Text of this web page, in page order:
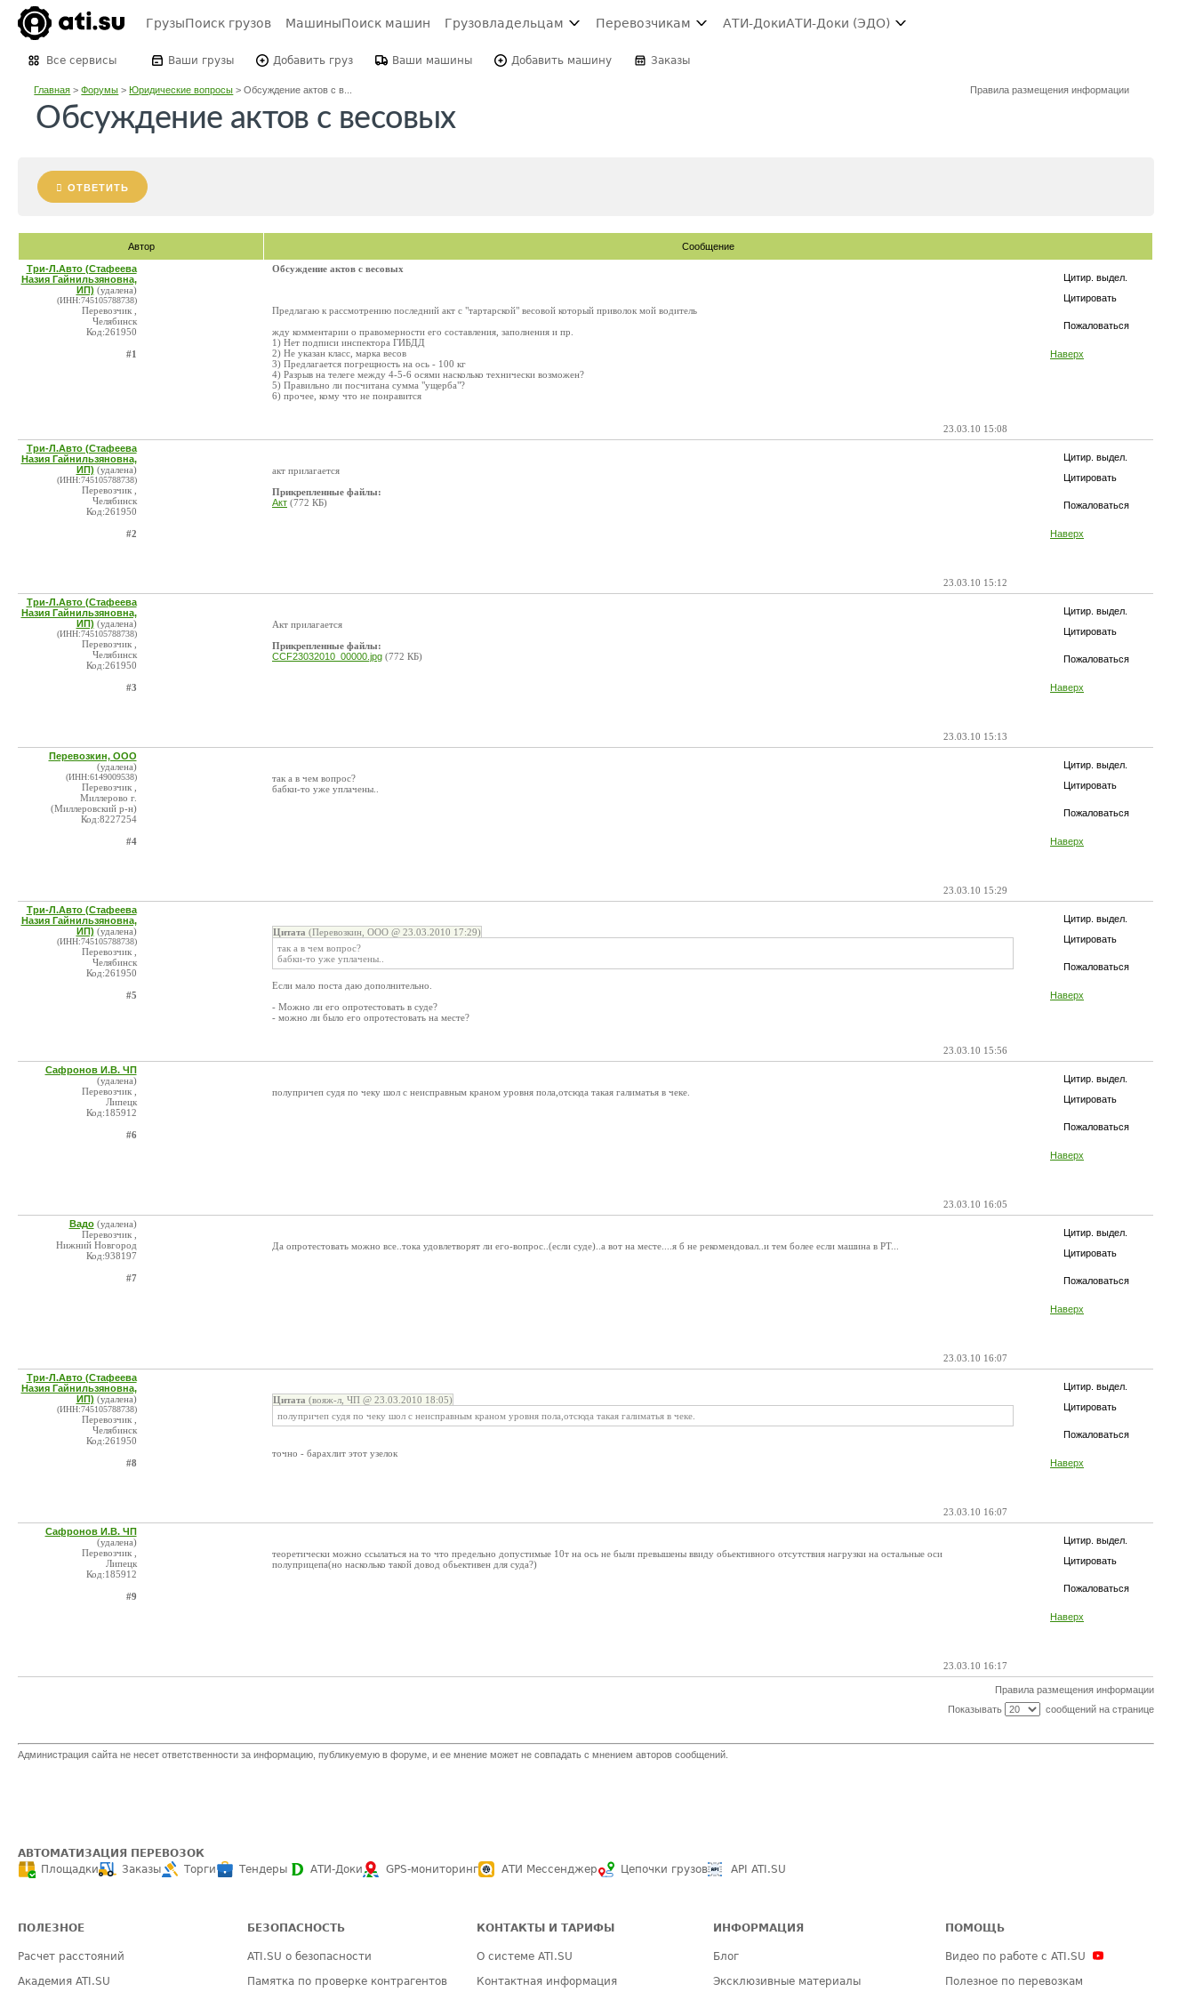
ГрузыПоиск грузов МашиныПоиск машин Грузовладельцам Перевозчикам АТИ-ДокиАТИ-Доки (ЭДО)
Все сервисы Ваши грузы Добавить груз Ваши машины Добавить машину Заказы
Главная >Форумы >Юридические вопросы >Обсуждение актов с в... Правила размещения информации
Обсуждение актов с весовых
ОТВЕТИТЬ
Автор Сообщение
Цитир. выдел.
Цитировать
Пожаловаться
Наверх
Три-Л.Авто (Стафеева
Назия Гайнильзяновна,
ИП) (удалена)
(ИНН:745105788738)
Перевозчик ,
Челябинск
Код:261950
#1
Обсуждение актов с весовых
Предлагаю к рассмотрению последний акт с "тартарской" весовой который приволок мой водитель
жду комментарии о правомерности его составления, заполнения и пр.
1) Нет подписи инспектора ГИБДД
2) Не указан класс, марка весов
3) Предлагается погрещность на ось - 100 кг
4) Разрыв на телеге между 4-5-6 осями насколько технически возможен?
5) Правильно ли посчитана сумма "ущерба"?
6) прочее, кому что не понравится
23.03.10 15:08
Цитир. выдел.
Цитировать
Пожаловаться
Наверх
Три-Л.Авто (Стафеева
Назия Гайнильзяновна,
ИП) (удалена)
(ИНН:745105788738)
Перевозчик ,
Челябинск
Код:261950
#2
акт прилагается
Прикрепленные файлы:
Акт (772 КБ)
23.03.10 15:12
Цитир. выдел.
Цитировать
Пожаловаться
Наверх
Три-Л.Авто (Стафеева
Назия Гайнильзяновна,
ИП) (удалена)
(ИНН:745105788738)
Перевозчик ,
Челябинск
Код:261950
#3
Акт прилагается
Прикрепленные файлы:
CCF23032010_00000.jpg (772 КБ)
23.03.10 15:13
Цитир. выдел.
Цитировать
Пожаловаться
Наверх
Перевозкин, ООО
(удалена)
(ИНН:6149009538)
Перевозчик ,
Миллерово г.
(Миллеровский р-н)
Код:8227254
#4
так а в чем вопрос?
бабки-то уже уплачены..
23.03.10 15:29
Цитир. выдел.
Цитировать
Пожаловаться
Наверх
Три-Л.Авто (Стафеева
Назия Гайнильзяновна,
ИП) (удалена)
(ИНН:745105788738)
Перевозчик ,
Челябинск
Код:261950
#5
Цитата (Перевозкин, ООО @ 23.03.2010 17:29)
так а в чем вопрос?
бабки-то уже уплачены..
Если мало поста даю дополнительно.
- Можно ли его опротестовать в суде?
- можно ли было его опротестовать на месте?
23.03.10 15:56
Цитир. выдел.
Цитировать
Пожаловаться
Наверх
Сафронов И.В. ЧП
(удалена)
Перевозчик ,
Липецк
Код:185912
#6
полупричеп судя по чеку шол с неисправным краном уровня пола,отсюда такая галиматья в чеке.
23.03.10 16:05
Цитир. выдел.
Цитировать
Пожаловаться
Наверх
Вадо (удалена)
Перевозчик ,
Нижний Новгород
Код:938197
#7
Да опротестовать можно все..тока удовлетворят ли его-вопрос..(если суде)..а вот на месте....я б не рекомендовал..и тем более если машина в РТ...
23.03.10 16:07
Цитир. выдел.
Цитировать
Пожаловаться
Наверх
Три-Л.Авто (Стафеева
Назия Гайнильзяновна,
ИП) (удалена)
(ИНН:745105788738)
Перевозчик ,
Челябинск
Код:261950
#8
Цитата (вояж-л, ЧП @ 23.03.2010 18:05)
полупричеп судя по чеку шол с неисправным краном уровня пола,отсюда такая галиматья в чеке.
точно - барахлит этот узелок
23.03.10 16:07
Цитир. выдел.
Цитировать
Пожаловаться
Наверх
Сафронов И.В. ЧП
(удалена)
Перевозчик ,
Липецк
Код:185912
#9
теоретически можно ссылаться на то что предельно допустимые 10т на ось не были превышены ввиду обьективного отсутствия нагрузки на остальные оси
полуприцепа(но насколько такой довод обьективен для суда?)
23.03.10 16:17
Правила размещения информации
Показывать
сообщений на странице
Администрация сайта не несет ответственности за информацию, публикуемую в форуме, и ее мнение может не совпадать с мнением авторов сообщений.
АВТОМАТИЗАЦИЯ ПЕРЕВОЗОК
Площадки
Заказы Торги Тендеры АТИ-Доки GPS-мониторинг АТИ Мессенджер Цепочки грузов API ATI.SU
ПОЛЕЗНОЕ
Расчет расстояний
Академия ATI.SU
БЕЗОПАСНОСТЬ
ATI.SU о безопасности
Памятка по проверке контрагентов
КОНТАКТЫ И ТАРИФЫ
О системе ATI.SU
Контактная информация
ИНФОРМАЦИЯ
Блог
Эксклюзивные материалы
ПОМОЩЬ
Видео по работе с ATI.SU
Полезное по перевозкам